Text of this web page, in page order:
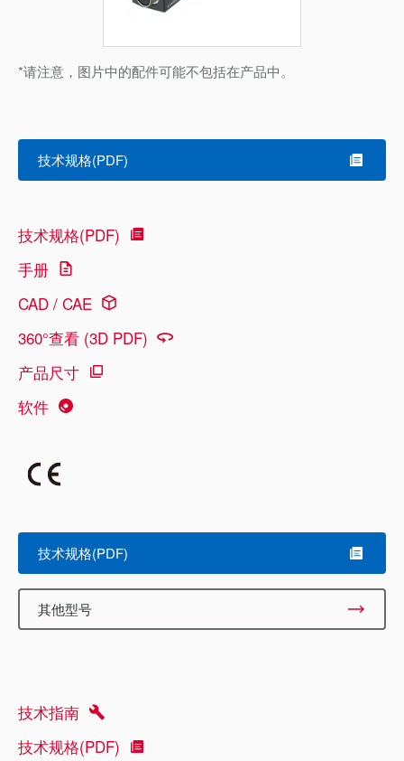
*请注意，图片中的配件可能不包括在产品中。
技术规格(PDF)
技术规格(PDF)
手册
CAD / CAE
360°查看 (3D PDF)
产品尺寸
软件
技术规格(PDF)
其他型号
技术指南
技术规格(PDF)